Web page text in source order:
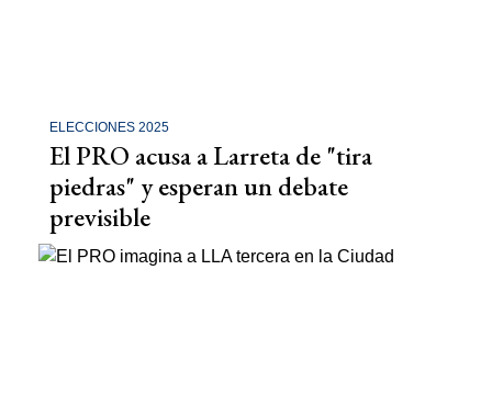
ELECCIONES 2025
El PRO acusa a Larreta de "tira
piedras" y esperan un debate
previsible